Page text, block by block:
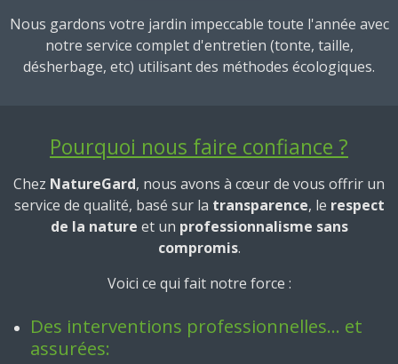
Nous gardons votre jardin impeccable toute l'année avec
notre service complet d'entretien (tonte, taille,
désherbage, etc) utilisant des méthodes écologiques.
Pourquoi nous faire confiance ?
Chez NatureGard, nous avons à cœur de vous offrir un
service de qualité, basé sur la transparence, le respect
de la nature et un professionnalisme sans
compromis.
Voici ce qui fait notre force :
Des interventions professionnelles… et
assurées: